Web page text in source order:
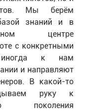
Мы берём
знаний и в
центре
с конкретными
иногда к нам
и направляют
В какой-то
руку к
поколения